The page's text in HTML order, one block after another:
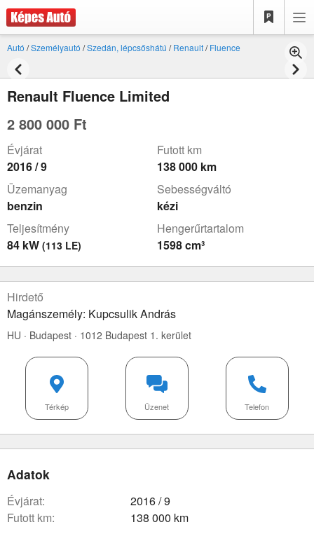
Autó /Személyautó /Szedán, lépcsőshátú /Renault/Fluence
Renault Fluence Limited
2 800 000 Ft
Évjárat
2016 / 9
Futott km
138 000 km
Üzemanyag
benzin
Sebességváltó
kézi
Teljesítmény
84 kW (113 LE)
Hengerűrtartalom
1598 cm³
Hirdető
Magánszemély: Kupcsulik András
HU · Budapest · 1012 Budapest 1. kerület
Telefon
Üzenet
Térkép
Adatok
évjárat:
2016 / 9
futott km:
138 000 km